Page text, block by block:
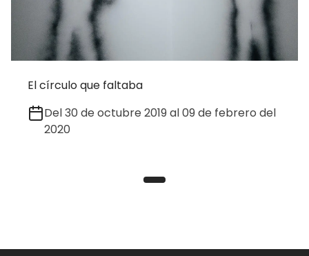
El círculo que faltaba
Del 30 de octubre 2019 al 09 de febrero del
2020